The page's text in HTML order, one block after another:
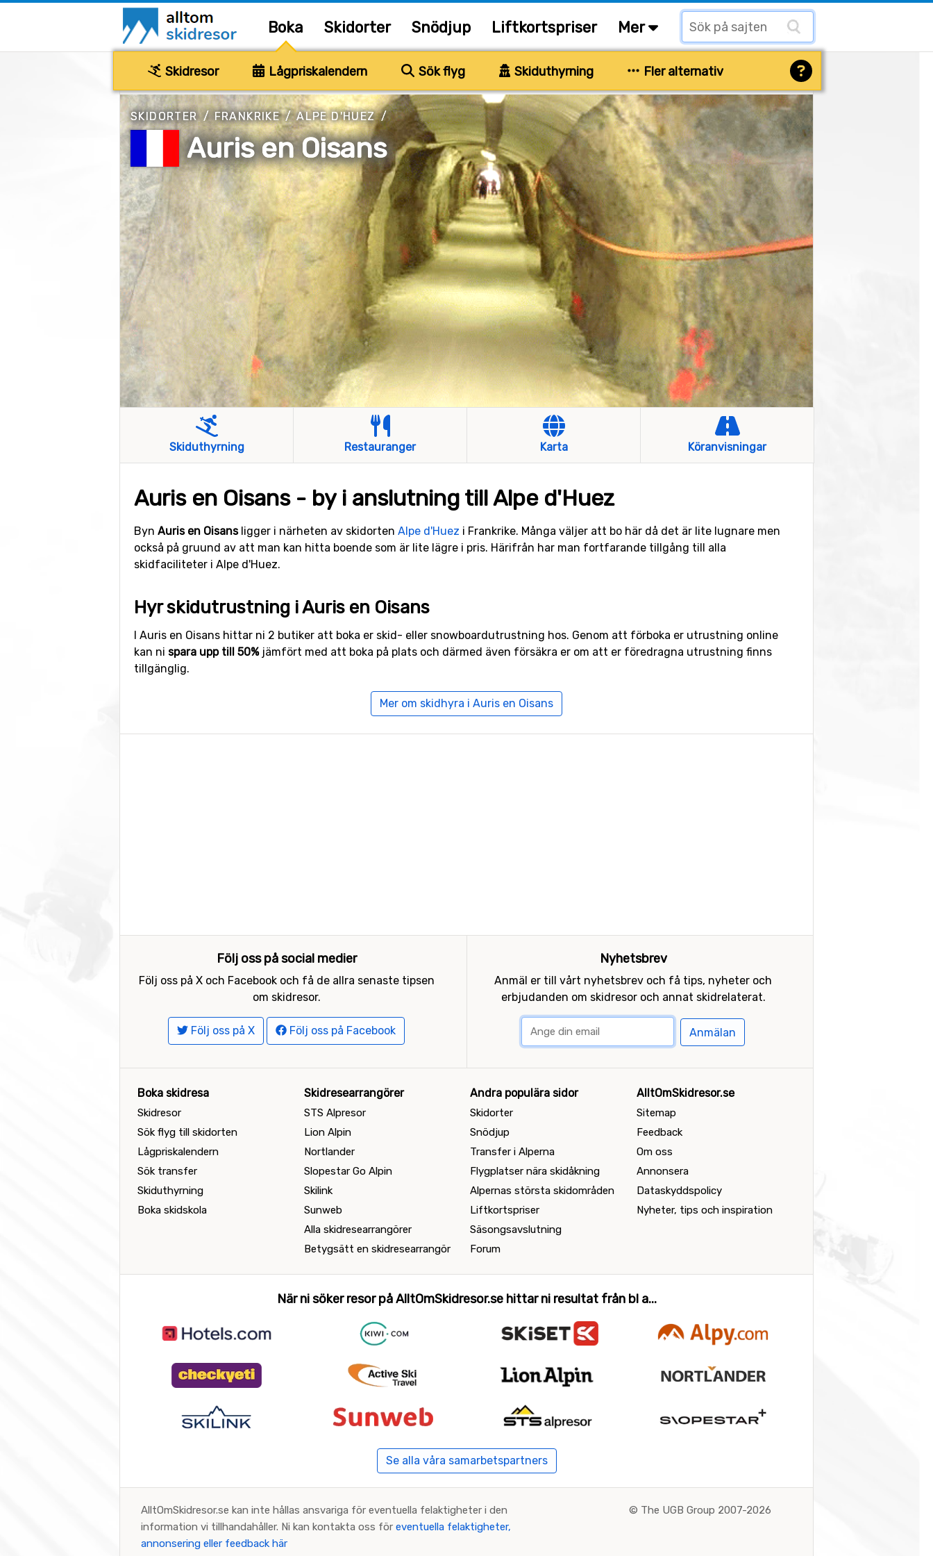
Boka Skidorter Snödjup Liftkortspriser Mer
Skidresor Lågpriskalendern Sök flyg Skiduthyrning Fler alternativ
SKIDORTER/ FRANKRIKE/ALPE D'HUEZ/
Auris en Oisans
Skiduthyrning Restauranger Karta Köranvisningar
Auris en Oisans - by i anslutning till Alpe d'Huez
Byn Auris en Oisansligger i närheten av skidorten Alpe d'Huez i Frankrike. Många väljer att bo här då det är lite lugnare men
också på gruund av att man kan hitta boende som är lite lägre i pris. Härifrån har man fortfarande tillgång till alla
skidfaciliteter i Alpe d'Huez.
Hyr skidutrustning i Auris en Oisans
I Auris en Oisans hittar ni 2 butiker att boka er skid- eller snowboardutrustning hos. Genom att förboka er utrustning online
kan ni spara upp till 50%jämfört med att boka på plats och därmed även försäkra er om att er föredragna utrustning finns
tillgänglig.
Mer om skidhyra i Auris en Oisans
Följ oss på social medier
Följ oss på X och Facebook och få de allra senaste tipsen
om skidresor.
Följ oss på X Följ oss på Facebook
Nyhetsbrev
Anmäl er till vårt nyhetsbrev och få tips, nyheter och
erbjudanden om skidresor och annat skidrelaterat.
Anmälan
Boka skidresa
Skidresor
Sök flyg till skidorten
Lågpriskalendern
Sök transfer
Skiduthyrning
Boka skidskola
Skidresearrangörer
STS Alpresor
Lion Alpin
Nortlander
Slopestar Go Alpin
Skilink
Sunweb
Alla skidresearrangörer
Betygsätt en skidresearrangör
Andra populära sidor
Skidorter
Snödjup
Transfer i Alperna
Flygplatser nära skidåkning
Alpernas största skidområden
Liftkortspriser
Säsongsavslutning
Forum
AlltOmSkidresor.se
Sitemap
Feedback
Om oss
Annonsera
Dataskyddspolicy
Nyheter, tips och inspiration
När ni söker resor på AlltOmSkidresor.se hittar ni resultat från bl a...
Se alla våra samarbetspartners
AlltOmSkidresor.se kan inte hållas ansvariga för eventuella felaktigheter i den
information vi tillhandahåller. Ni kan kontakta oss för eventuella felaktigheter,
annonsering eller feedback här
© The UGB Group 2007-2026